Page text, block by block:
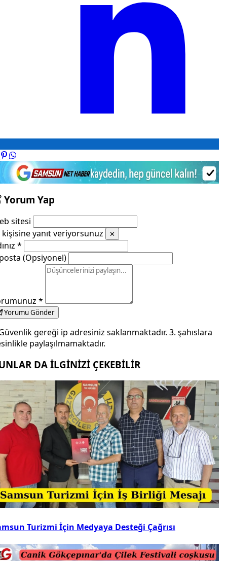
Yorum Yap
sitesi
kişisine yanıt veriyorsunuz
✕
*
(Opsiyonel)
*
Yorumu Gönder
gereği ip adresiniz saklanmaktadır. 3. şahıslara
paylaşılmamaktadır.
DA İLGİNİZİ ÇEKEBİLİR
Turizmi İçin Medyaya Desteği Çağrısı